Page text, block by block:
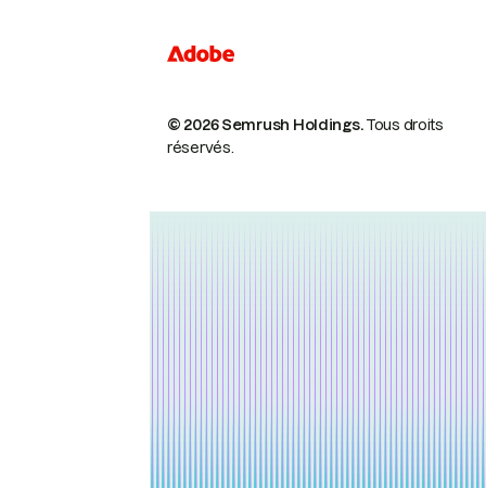
© 2026 Semrush Holdings.Tous droits
réservés.